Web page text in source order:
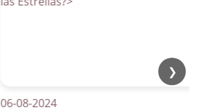
❯
06-08-2024